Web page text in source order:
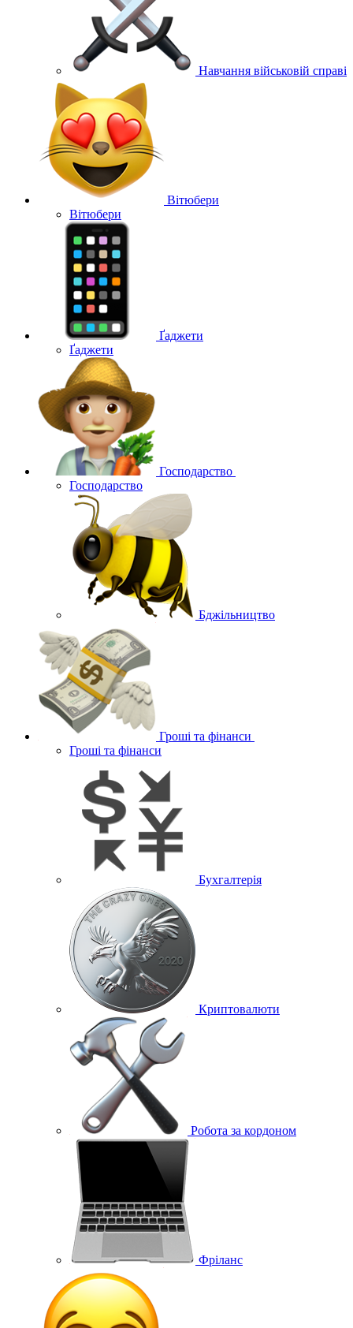
Навчання військовій справі
Вітюбери
Вітюбери
Ґаджети
Ґаджети
Господарство
Господарство
Бджільництво
Гроші та фінанси
Гроші та фінанси
Бухгалтерія
Криптовалюти
Робота за кордоном
Фріланс